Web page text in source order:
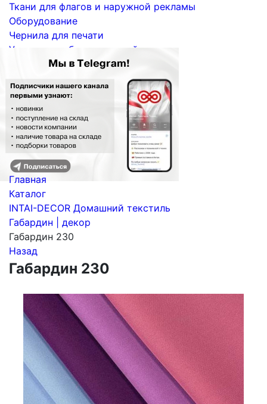
Ткани для флагов и наружной рекламы
Оборудование
Чернила для печати
Услуги по сублимационной печати
Главная
Каталог
INTAI-DECOR Домашний текстиль
Габардин | декор
Габардин 230
Назад
Габардин 230